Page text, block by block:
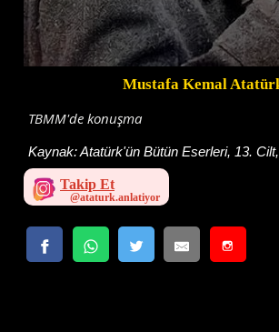
Mustafa Kemal
TBMM'de konuşma
Kaynak:Atatürk'ün Bütün Eserleri, 13.
Takip Et